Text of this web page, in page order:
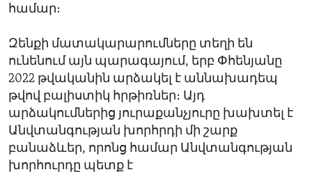
համար։
Զենքի մատակարարումները տեղի են
ունենում այն պարագայում, երբ Փհենյանը
2022 թվականին արձակել է աննախադեպ
թվով բալիստիկ հրթիռներ։ Այդ
արձակումներից յուրաքանչյուրը խախտել է
Անվտանգության խորհրդի մի շարք
բանաձևեր, որոնց համար Անվտանգության
խորհուրդը պետք է